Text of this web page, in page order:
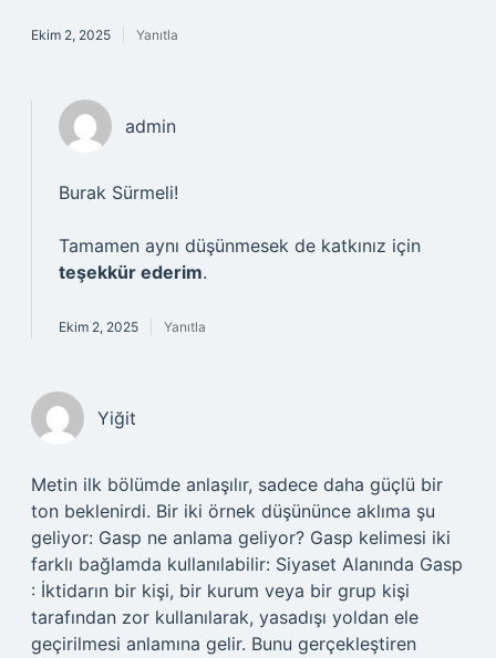
Ekim 2, 2025 Yanıtla
admin
Burak Sürmeli!
Tamamen aynı düşünmesek de katkınız için
teşekkür ederim.
Ekim 2, 2025 Yanıtla
Yiğit
Metin ilk bölümde anlaşılır, sadece daha güçlü bir
ton beklenirdi. Bir iki örnek düşününce aklıma şu
geliyor: Gasp ne anlama geliyor? Gasp kelimesi iki
farklı bağlamda kullanılabilir: Siyaset Alanında Gasp
: İktidarın bir kişi, bir kurum veya bir grup kişi
tarafından zor kullanılarak, yasadışı yoldan ele
geçirilmesi anlamına gelir. Bunu gerçekleştiren